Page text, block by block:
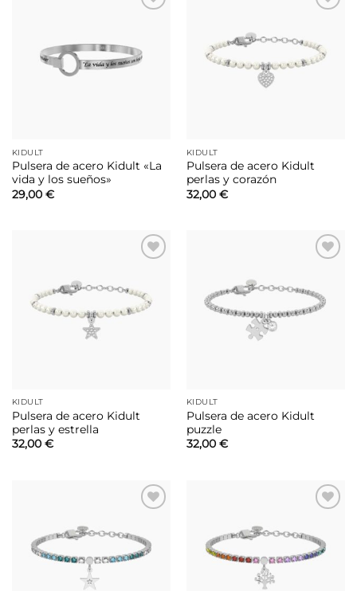
deseos
KIDULT
Pulsera de acero Kidult «La
vida y los sueños»
29,00 €
lista de
deseos
KIDULT
Pulsera de acero Kidult
perlas y corazón
32,00 €
lista de
deseos
KIDULT
Pulsera de acero Kidult
perlas y estrella
32,00 €
lista de
deseos
KIDULT
Pulsera de acero Kidult
puzzle
32,00 €
lista de
deseos
lista de
deseos